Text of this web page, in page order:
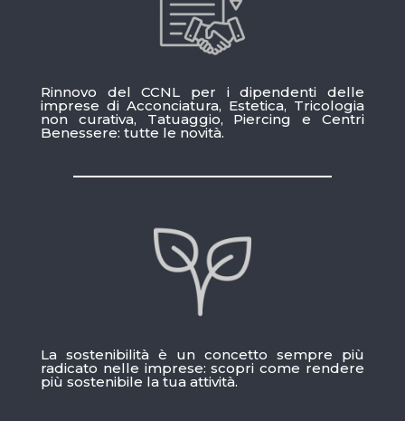
Rinnovo del CCNL per i dipendenti delle
imprese di Acconciatura, Estetica, Tricologia
non curativa, Tatuaggio, Piercing e Centri
Benessere: tutte le novità.
La sostenibilità è un concetto sempre più
radicato nelle imprese: scopri come rendere
più sostenibile la tua attività.